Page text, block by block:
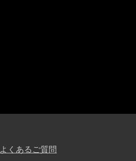
よくあるご質問